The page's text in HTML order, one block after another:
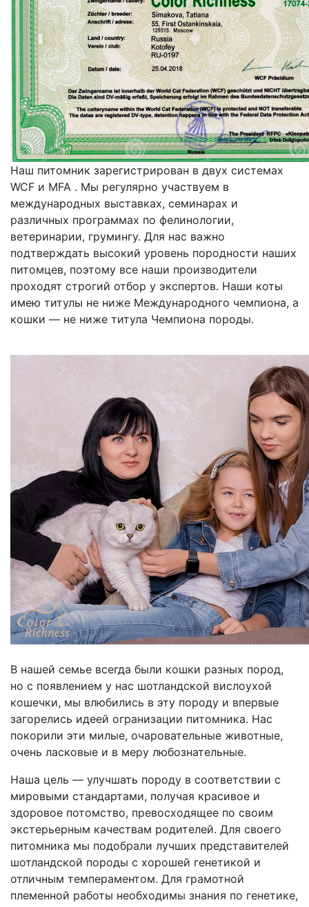
Наш питомник зарегистрирован в двух системах
WCF и MFA . Мы регулярно участвуем в
международных выставках, семинарах и
различных программах по фелинологии,
ветеринарии, грумингу. Для нас важно
подтверждать высокий уровень породности наших
питомцев, поэтому все наши производители
проходят строгий отбор у экспертов. Наши коты
имею титулы не ниже Международного чемпиона, а
кошки — не ниже титула Чемпиона породы.
В нашей семье всегда были кошки разных пород,
но с появлением у нас шотландской вислоухой
кошечки, мы влюбились в эту породу и впервые
загорелись идеей огранизации питомника. Нас
покорили эти милые, очаровательные животные,
очень ласковые и в меру любознательные.
Наша цель — улучшать породу в соответствии с
мировыми стандартами, получая красивое и
здоровое потомство, превосходящее по своим
экстерьерным качествам родителей. Для своего
питомника мы подобрали лучших представителей
шотландской породы с хорошей генетикой и
отличным темпераментом. Для грамотной
племенной работы необходимы знания по генетике,